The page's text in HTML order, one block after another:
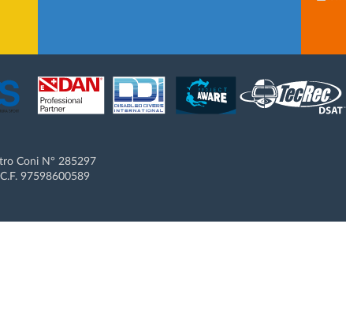
Coni N° 285297
97598600589